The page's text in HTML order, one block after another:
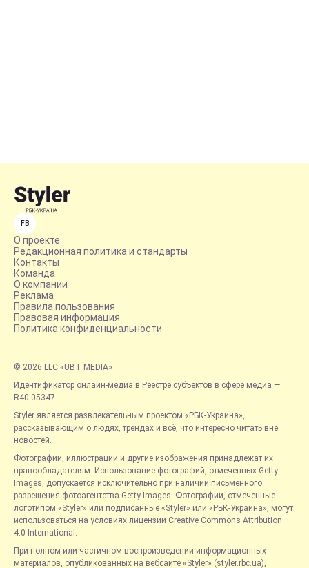
FB
О проекте
Редакционная политика и стандарты
Контакты
Команда
О компании
Реклама
Правила пользования
Правовая информация
Политика конфиденциальности
© 2026 LLC «UBT MEDIA»
Идентификатор онлайн-медиа в Реестре субъектов в сфере медиа —
R40-05347
Styler является развлекательным проектом «РБК-Украина»,
рассказывающим о людях, трендах и всё, что интересно читать вне
новостей.
Фотографии, иллюстрации и другие изображения принадлежат их
правообладателям. Использование фотографий, отмеченных Getty
Images, допускается исключительно при наличии письменного
разрешения фотоагентства Getty Images. Фотографии, отмеченные
логотипом «Styler» или подписанные «Styler» или «РБК-Украина», могут
использоваться на условиях лицензии Creative Commons Attribution
4.0 International.
При полном или частичном воспроизведении информационных
материалов, опубликованных на вебсайте «Styler» (styler.rbc.ua),